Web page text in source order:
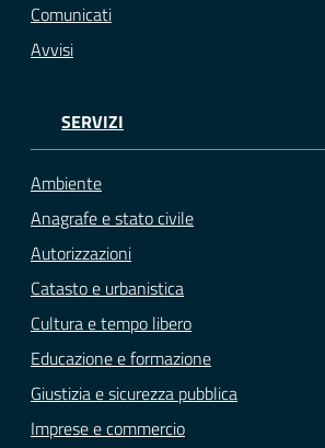
Comunicati
Avvisi
SERVIZI
Ambiente
Anagrafe e stato civile
Autorizzazioni
Catasto e urbanistica
Cultura e tempo libero
Educazione e formazione
Giustizia e sicurezza pubblica
Imprese e commercio